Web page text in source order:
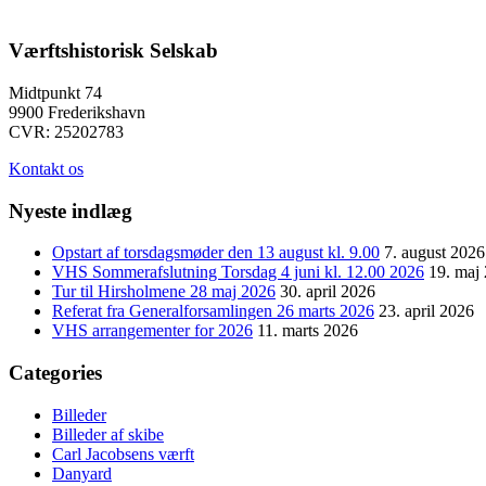
Værftshistorisk Selskab
Midtpunkt 74
9900 Frederikshavn
CVR: 25202783
Kontakt os
Nyeste indlæg
Opstart af torsdagsmøder den 13 august kl. 9.00 7. august 2026
VHS Sommerafslutning Torsdag 4 juni kl. 12.00 2026 19. maj
Tur til Hirsholmene 28 maj 2026 30. april 2026
Referat fra Generalforsamlingen 26 marts 2026 23. april 2026
VHS arrangementer for 2026 11. marts 2026
Categories
Billeder
Billeder af skibe
Carl Jacobsens værft
Danyard